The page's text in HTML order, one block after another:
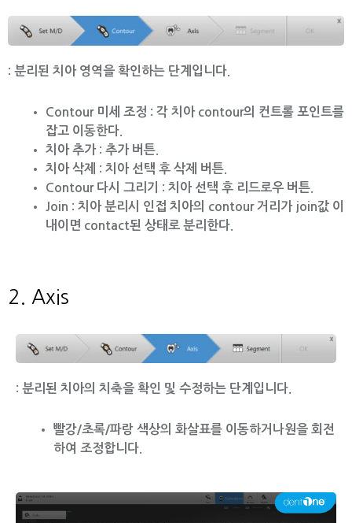
: 분리된 치아 영역을 확인하는 단계입니다.
Contour 미세 조정 : 각 치아 contour의 컨트롤 포인트를
잡고 이동한다.
치아 추가 : 추가 버튼.
치아 삭제 : 치아 선택 후 삭제 버튼.
Contour 다시 그리기 : 치아 선택 후 리드로우 버튼.
Join : 치아 분리시 인접 치아의 contour 거리가 join값 이
내이면 contact된 상태로 분리한다.
2. Axis
: 분리된 치아의 치축을 확인 및 수정하는 단계입니다.
빨강/초록/파랑 색상의 화살표를 이동하거나원을 회전
하여 조정합니다.